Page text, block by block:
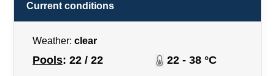
Current conditions
Weather: clear
Pools: 22 / 22
22 - 38 °C